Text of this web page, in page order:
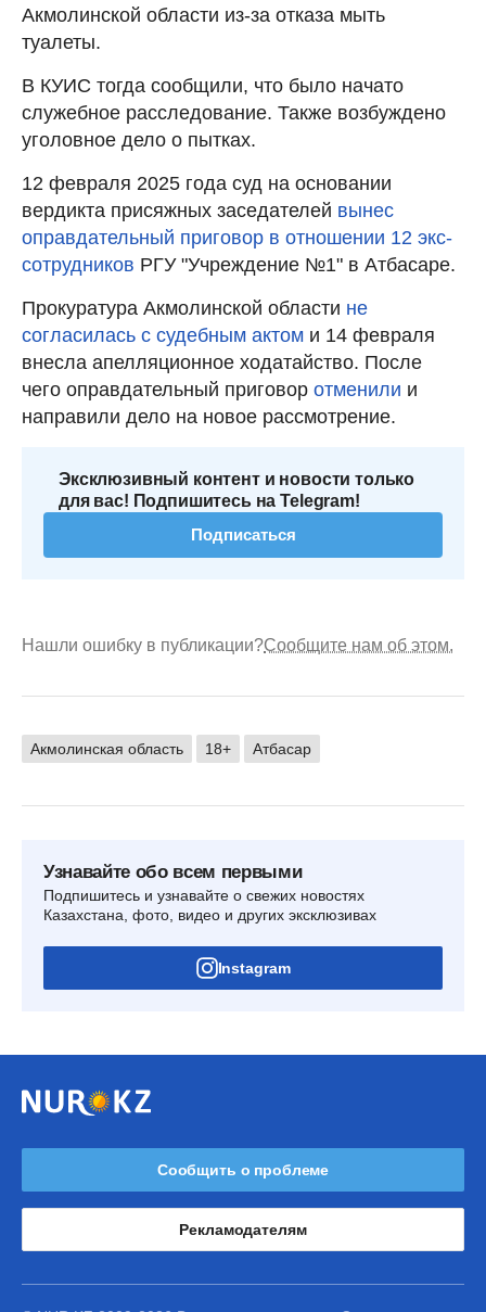
Акмолинской области из-за отказа мыть
туалеты.
В КУИС тогда сообщили, что было начато
служебное расследование. Также возбуждено
уголовное дело о пытках.
12 февраля 2025 года суд на основании
вердикта присяжных заседателей вынес
оправдательный приговор в отношении 12 экс-
сотрудников РГУ "Учреждение №1" в Атбасаре.
Прокуратура Акмолинской области не
согласилась с судебным актом и 14 февраля
внесла апелляционное ходатайство. После
чего оправдательный приговор отменили и
направили дело на новое рассмотрение.
Эксклюзивный контент и новости только
для вас! Подпишитесь на Telegram!
Подписаться
Нашли ошибку в публикации?Сообщите нам об этом.
Акмолинская область 18+ Атбасар
Узнавайте обо всем первыми
Подпишитесь и узнавайте о свежих новостях
Казахстана, фото, видео и других эксклюзивах
Instagram
Сообщить о проблеме
Рекламодателям